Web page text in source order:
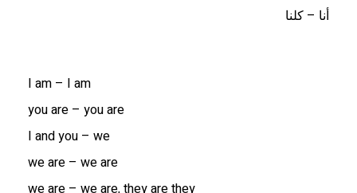
أنا – كلنا
I am – I am
you are – you are
I and you – we
we are – we are
we are – we are, they are they